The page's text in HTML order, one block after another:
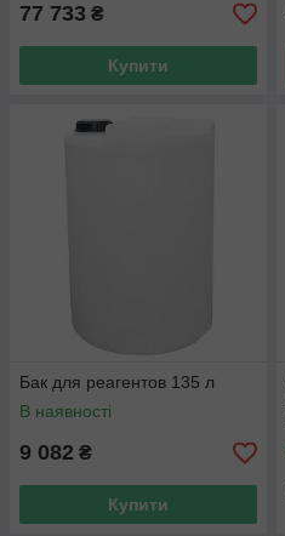
77 733 ₴
Купити
Бак для реагентов 135 л
В наявності
9 082 ₴
Купити